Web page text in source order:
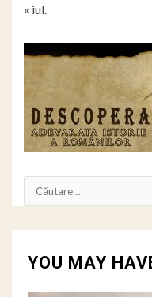
« iul.
Caută
după:
YOU MAY